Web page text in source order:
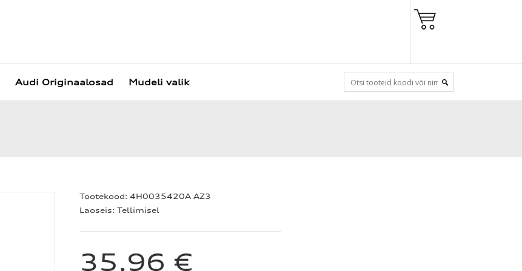
Audi Originaalosad Mudeli valik
Tootekood: 4H0035420A AZ3
Laoseis: Tellimisel
35,96 €